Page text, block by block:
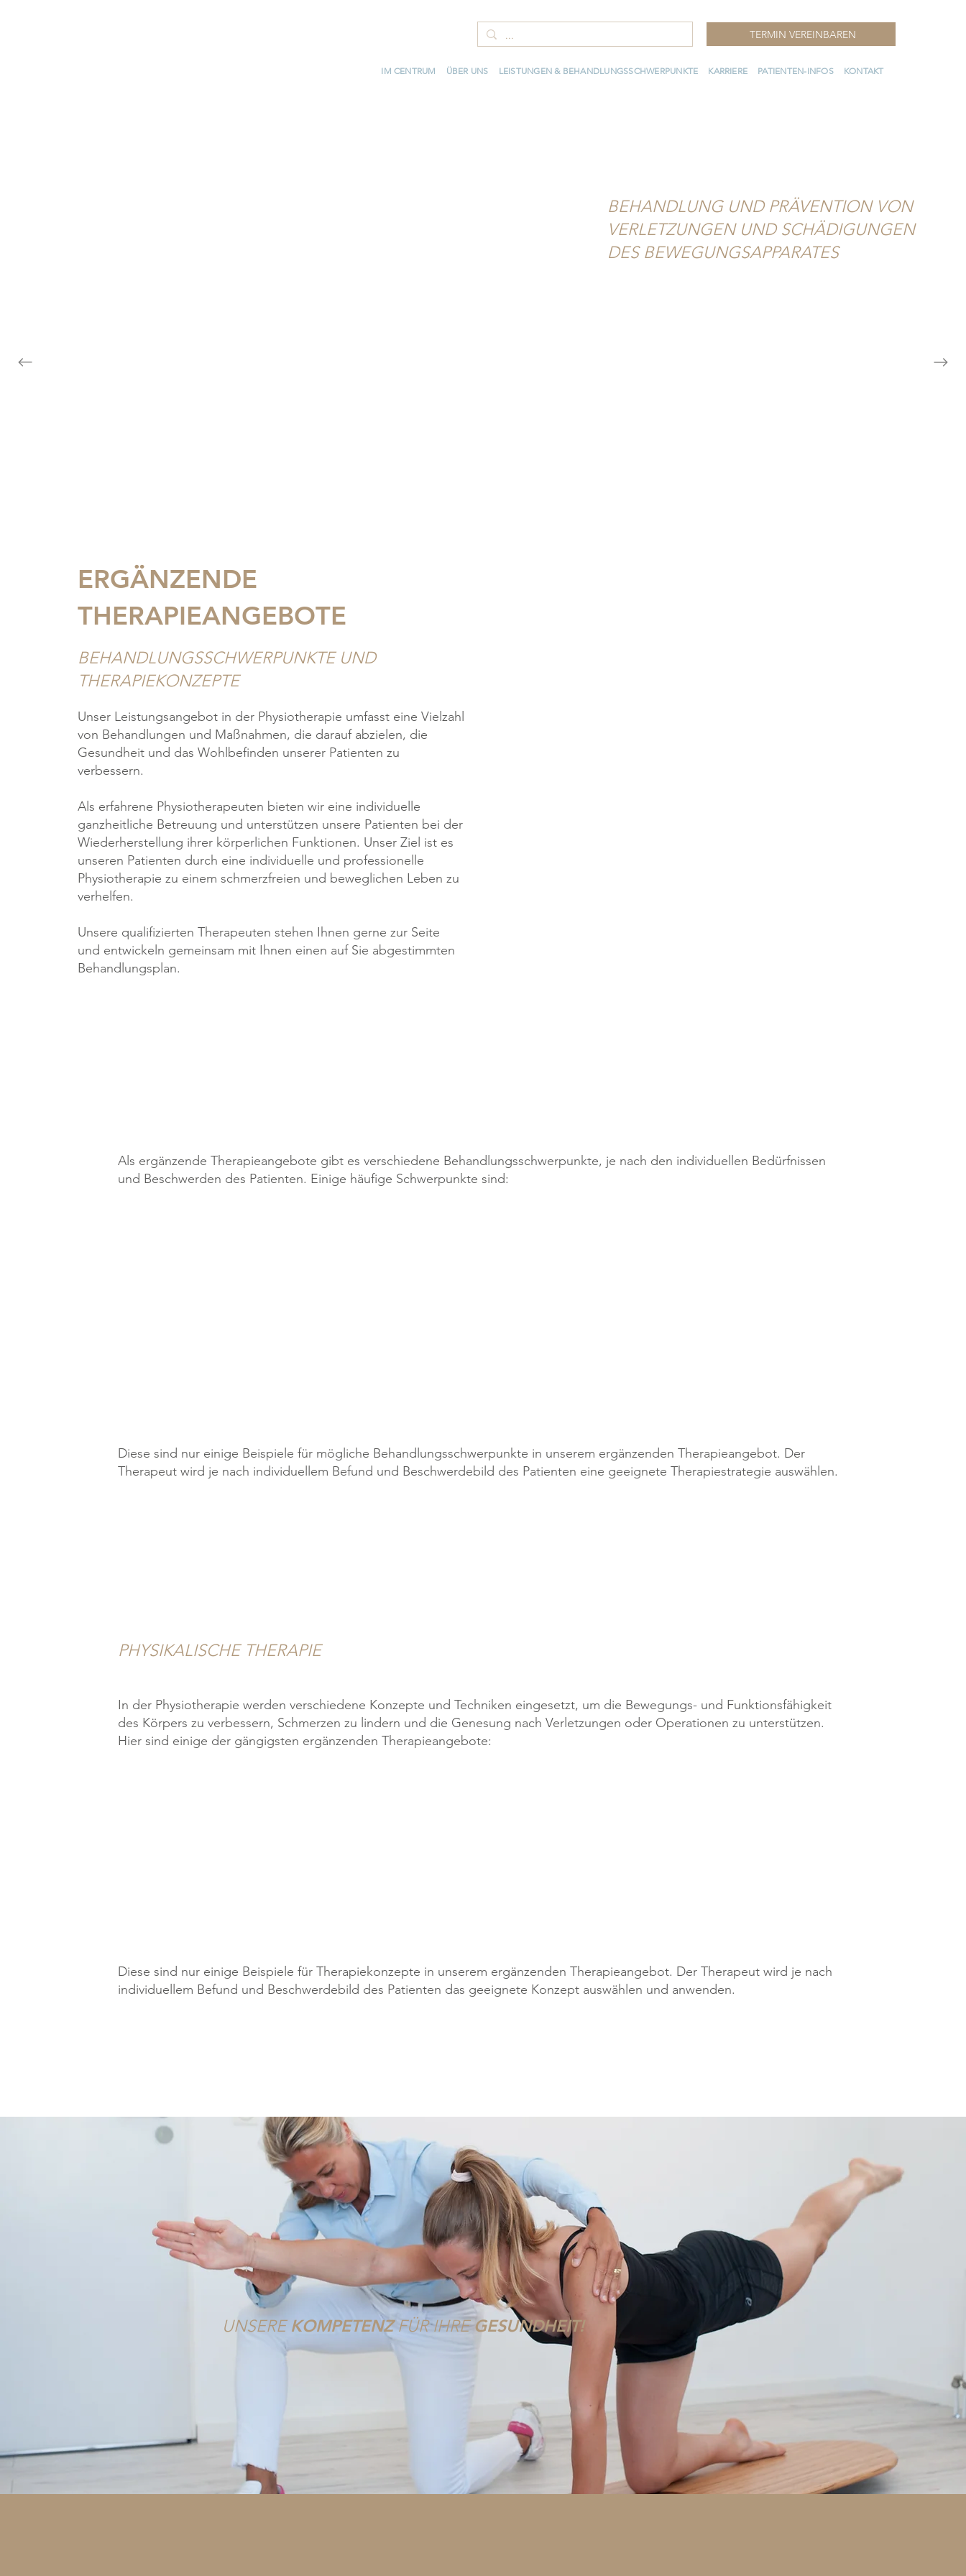
IM CENTRUM ÜBER UNS LEISTUNGEN & BEHANDLUNGSSCHWERPUNKTE KARRIERE PATIENTEN-INFOS KONTAKT
BEHANDLUNG UND PRÄVENTION VON
VERLETZUNGEN UND SCHÄDIGUNGEN
DES BEWEGUNGSAPPARATES
ERGÄNZENDE
THERAPIEANGEBOTE
BEHANDLUNGSSCHWERPUNKTE UND
THERAPIEKONZEPTE
Unser Leistungsangebot in der Physiotherapie umfasst eine Vielzahl
von Behandlungen und Maßnahmen, die darauf abzielen, die
Gesundheit und das Wohlbefinden unserer Patienten zu
verbessern.
Als erfahrene Physiotherapeuten bieten wir eine individuelle
ganzheitliche Betreuung und unterstützen unsere Patienten bei der
Wiederherstellung ihrer körperlichen Funktionen. Unser Ziel ist es
unseren Patienten durch eine individuelle und professionelle
Physiotherapie zu einem schmerzfreien und beweglichen Leben zu
verhelfen.
Unsere qualifizierten Therapeuten stehen Ihnen gerne zur Seite
und entwickeln gemeinsam mit Ihnen einen auf Sie abgestimmten
Behandlungsplan.
Als ergänzende Therapieangebote gibt es verschiedene Behandlungsschwerpunkte, je nach den individuellen Bedürfnissen
und Beschwerden des Patienten. Einige häufige Schwerpunkte sind:
Diese sind nur einige Beispiele für mögliche Behandlungsschwerpunkte in unserem ergänzenden Therapieangebot. Der
Therapeut wird je nach individuellem Befund und Beschwerdebild des Patienten eine geeignete Therapiestrategie auswählen.
PHYSIKALISCHE THERAPIE
In der Physiotherapie werden verschiedene Konzepte und Techniken eingesetzt, um die Bewegungs- und Funktionsfähigkeit
des Körpers zu verbessern, Schmerzen zu lindern und die Genesung nach Verletzungen oder Operationen zu unterstützen.
Hier sind einige der gängigsten ergänzenden Therapieangebote:
Diese sind nur einige Beispiele für Therapiekonzepte in unserem ergänzenden Therapieangebot. Der Therapeut wird je nach
individuellem Befund und Beschwerdebild des Patienten das geeignete Konzept auswählen und anwenden.
UNSERE KOMPETENZFÜR IHREGESUNDHEIT!
TERMIN VEREINBAREN